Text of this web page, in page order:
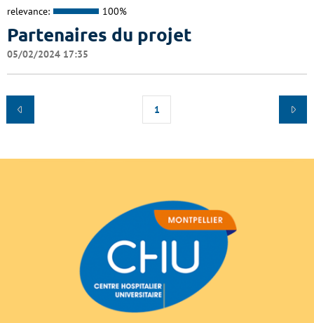
relevance: 100%
Partenaires du projet
05/02/2024 17:35
1